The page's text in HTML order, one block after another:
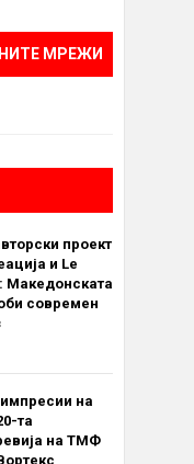
МРЕЖИ
проект
и Le
Македонската
современ
на
та
на ТМФ